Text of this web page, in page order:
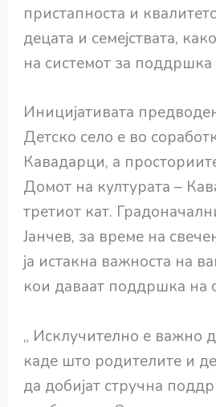
пристапноста и
децата и семејствата,
на системот за
Иницијативата
Детско село е во
Кавадарци, а
Домот на културата –
третиот кат.
Јанчев, за време на
ја истакна важноста на
кои даваат поддршка на
„ Исклучително е важно
каде што родителите и
да добијат стручна